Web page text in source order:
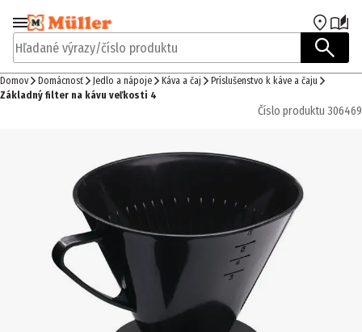
Prejsť na navigáciu
Prejsť na hlavný obsah
Hľadané výrazy/číslo produktu
Domov Domácnosť Jedlo a nápoje Káva a čaj
Príslušenstvo k káve a čaju
Základný filter na kávu veľkosti 4
Číslo produktu 306469